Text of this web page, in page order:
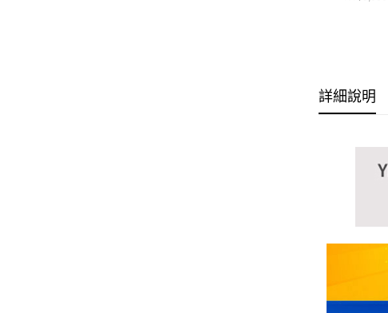
詳細說明